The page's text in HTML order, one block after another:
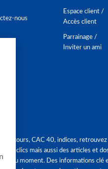
nous
Espace client /
Accès client
Parrainage /
Inviter un ami
cours, CAC 40, indices,
clics mais aussi des articles et
du moment. Des informations clé